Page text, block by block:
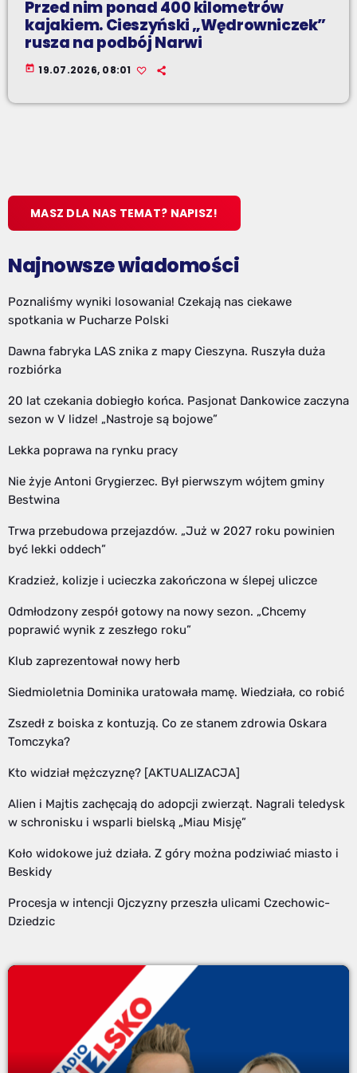
Przed nim ponad 400 kilometrów
kajakiem. Cieszyński „Wędrowniczek”
rusza na podbój Narwi
today 19.07.2026, 08:01
MASZ DLA NAS TEMAT? NAPISZ!
Najnowsze wiadomości
Poznaliśmy wyniki losowania! Czekają nas ciekawe
spotkania w Pucharze Polski
Dawna fabryka LAS znika z mapy Cieszyna. Ruszyła duża
rozbiórka
20 lat czekania dobiegło końca. Pasjonat Dankowice zaczyna
sezon w V lidze! „Nastroje są bojowe”
Lekka poprawa na rynku pracy
Nie żyje Antoni Grygierzec. Był pierwszym wójtem gminy
Bestwina
Trwa przebudowa przejazdów. „Już w 2027 roku powinien
być lekki oddech”
Kradzież, kolizje i ucieczka zakończona w ślepej uliczce
Odmłodzony zespół gotowy na nowy sezon. „Chcemy
poprawić wynik z zeszłego roku”
Klub zaprezentował nowy herb
Siedmioletnia Dominika uratowała mamę. Wiedziała, co robić
Zszedł z boiska z kontuzją. Co ze stanem zdrowia Oskara
Tomczyka?
Kto widział mężczyznę? [AKTUALIZACJA]
Alien i Majtis zachęcają do adopcji zwierząt. Nagrali teledysk
w schronisku i wsparli bielską „Miau Misję”
Koło widokowe już działa. Z góry można podziwiać miasto i
Beskidy
Procesja w intencji Ojczyzny przeszła ulicami Czechowic-
Dziedzic